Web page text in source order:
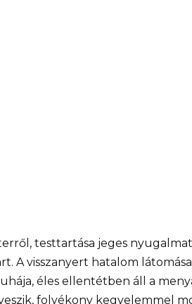
testtartása jeges
A visszanyert hatalom
éles ellentétben áll a
folyékony kegyelemmel